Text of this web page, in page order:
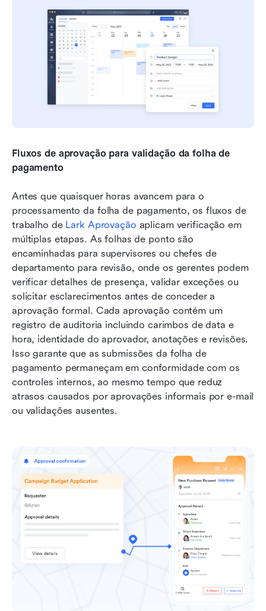
Fluxos de aprovação para validação da folha de
pagamento
Antes que quaisquer horas avancem para o
processamento da folha de pagamento, os fluxos de
trabalho de Lark Aprovação aplicam verificação em
múltiplas etapas. As folhas de ponto são
encaminhadas para supervisores ou chefes de
departamento para revisão, onde os gerentes podem
verificar detalhes de presença, validar exceções ou
solicitar esclarecimentos antes de conceder a
aprovação formal. Cada aprovação contém um
registro de auditoria incluindo carimbos de data e
hora, identidade do aprovador, anotações e revisões.
Isso garante que as submissões da folha de
pagamento permaneçam em conformidade com os
controles internos, ao mesmo tempo que reduz
atrasos causados por aprovações informais por e-mail
ou validações ausentes.